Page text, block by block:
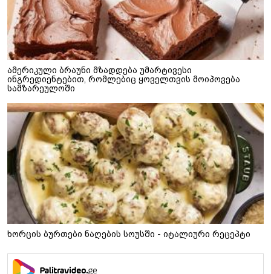
ამერიკული ბრაუნი მზადდება უმარტივესი
ინგრედიენტებით, რომლებიც ყოველთვის მოიპოვება
სამზარეულოში
ხორცის ბურთები ნაღების სოუსში - იტალიური რეცეპტი